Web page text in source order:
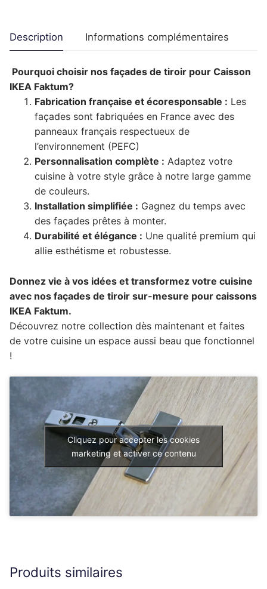
Description Informations complémentaires
Pourquoi choisir nos façades de tiroir pour Caisson
IKEA Faktum?
Fabrication française et écoresponsable : Les
façades sont fabriquées en France avec des
panneaux français respectueux de
l’environnement (PEFC)
Personnalisation complète : Adaptez votre
cuisine à votre style grâce à notre large gamme
de couleurs.
Installation simplifiée : Gagnez du temps avec
des façades prêtes à monter.
Durabilité et élégance : Une qualité premium qui
allie esthétisme et robustesse.
Donnez vie à vos idées et transformez votre cuisine
avec nos façades de tiroir sur-mesure pour caissons
IKEA Faktum.
Découvrez notre collection dès maintenant et faites
de votre cuisine un espace aussi beau que fonctionnel
!
Cliquez pour accepter les cookies
marketing et activer ce contenu
Produits similaires